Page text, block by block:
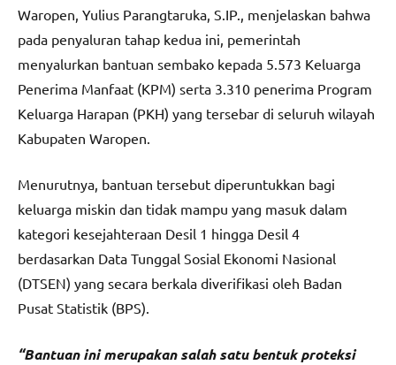
Waropen, Yulius Parangtaruka, S.IP., menjelaskan bahwa
pada penyaluran tahap kedua ini, pemerintah
menyalurkan bantuan sembako kepada 5.573 Keluarga
Penerima Manfaat (KPM) serta 3.310 penerima Program
Keluarga Harapan (PKH) yang tersebar di seluruh wilayah
Kabupaten Waropen.
Menurutnya, bantuan tersebut diperuntukkan bagi
keluarga miskin dan tidak mampu yang masuk dalam
kategori kesejahteraan Desil 1 hingga Desil 4
berdasarkan Data Tunggal Sosial Ekonomi Nasional
(DTSEN) yang secara berkala diverifikasi oleh Badan
Pusat Statistik (BPS).
“Bantuan ini merupakan salah satu bentuk proteksi